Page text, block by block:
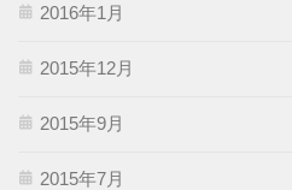
2016年1月
2015年12月
2015年9月
2015年7月